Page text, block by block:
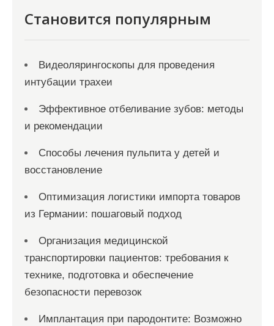
мСтановится популярным
Видеолярингоскопы для проведения
интубации трахеи
Эффективное отбеливание зубов: методы
и рекомендации
Способы лечения пульпита у детей и
восстановление
Оптимизация логистики импорта товаров
из Германии: пошаговый подход
Организация медицинской
транспортировки пациентов: требования к
технике, подготовка и обеспечение
безопасности перевозок
Имплантация при пародонтите: Возможно